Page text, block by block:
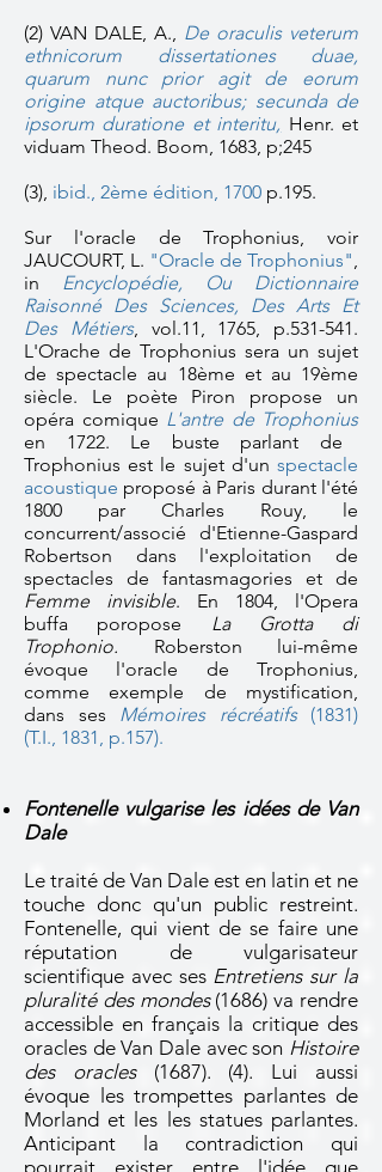
(2) VAN DALE, A., De oraculis veterum
ethnicorum dissertationes duae,
quarum nunc prior agit de eorum
origine atque auctoribus; secunda de
ipsorum duratione et interitu, Henr. et
viduam Theod. Boom, 1683, p;245
(3), ibid., 2ème édition, 1700 p.195.
Sur l'oracle de Trophonius, voir
JAUCOURT, L. "Oracle de Trophonius",
in Encyclopédie, Ou Dictionnaire
Raisonné Des Sciences, Des Arts Et
Des Métiers, vol.11, 1765, p.531-541.
L'Orache de Trophonius sera un sujet
de spectacle au 18ème et au 19ème
siècle. Le poète Piron propose un
opéra comique L'antre de Trophonius
en 1722. Le buste parlant de
Trophonius est le sujet d'un spectacle
acoustique proposé à Paris durant l'été
1800 par Charles Rouy, le
concurrent/associé d'Etienne-Gaspard
Robertson dans l'exploitation de
spectacles de fantasmagories et de
Femme invisible. En 1804, l'Opera
buffa poropose La Grotta di
Trophonio. Roberston lui-même
évoque l'oracle de Trophonius,
comme exemple de mystification,
dans ses
Mémoires récréatifs(1831)
(T.I., 1831, p.157).
Fontenelle vulgarise les idées de Van
Dale
Le traité de Van Dale est en latin et ne
touche donc qu'un public restreint.
Fontenelle, qui vient de se faire une
réputation de vulgarisateur
scientifique avec ses Entretiens sur la
pluralité des mondes(1686) va rendre
accessible en français la critique des
oracles de Van Dale avec son Histoire
des oracles (1687). (4). Lui aussi
évoque les trompettes parlantes de
Morland et les les statues parlantes.
Anticipant la contradiction qui
pourrait exister entre l'idée que